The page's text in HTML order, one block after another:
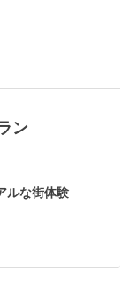
ン
ルな街体験